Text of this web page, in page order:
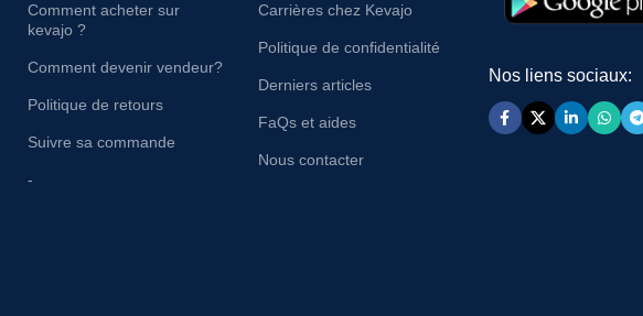
Comment acheter sur
kevajo ?
Comment devenir vendeur?
Politique de retours
Suivre sa commande
-
Carrières chez Kevajo
Politique de confidentialité
Derniers articles
FaQs et aides
Nous contacter
Nos liens sociaux: